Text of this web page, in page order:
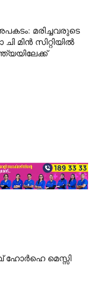
മരിച്ചവരുടെ
മിൻ സിറ്റിയിൽ
ഹോർഹെ മെസ്സി